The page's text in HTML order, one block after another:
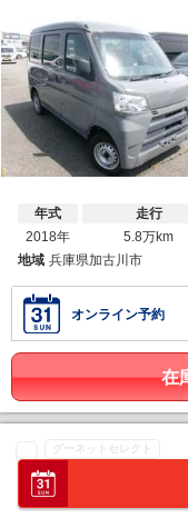
年式
2018年
走行
5.8万km
地域 兵庫県加古川市
オンライン予約
在
グーネットセレクト
エブリイ ＰＣ エ
ＥＴＣ ４ナンバー